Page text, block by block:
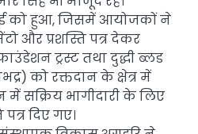
को हुआ, जिसमें आयोजकों ने
और प्रशस्ति पत्र देकर
ट्रस्ट तथा दुद्धी ब्लड
को रक्तदान के क्षेत्र में
सक्रिय भागीदारी के लिए
दिए गए।